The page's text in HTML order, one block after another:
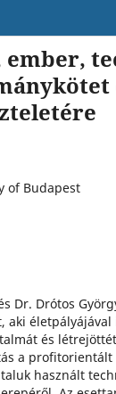
ember,
of Budapest
Dr. Drótos
aki
és
a profitorientált
használt